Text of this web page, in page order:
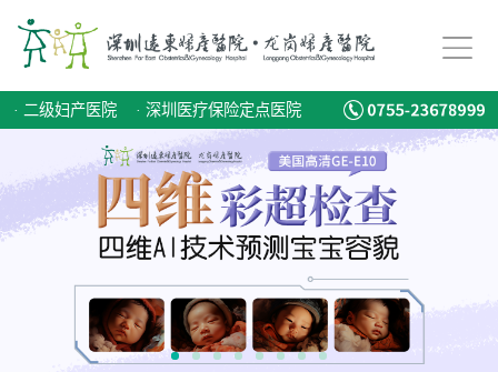
· 二级妇产医院 · 深圳医疗保险定点医院
备孕迟迟怀不上，问题到底出在哪？
爱有光，愈未来！深圳远东龙岗妇产医院儿童康复专科正式启航！